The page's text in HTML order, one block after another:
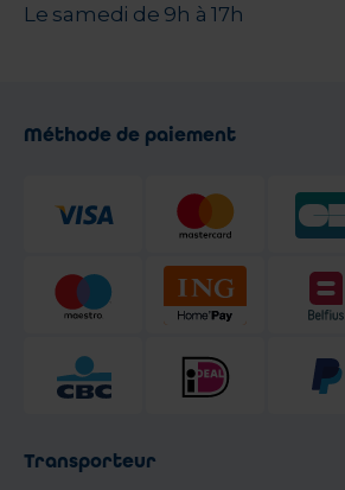
Le samedi de 9h à 17h
Méthode de paiement
Transporteur